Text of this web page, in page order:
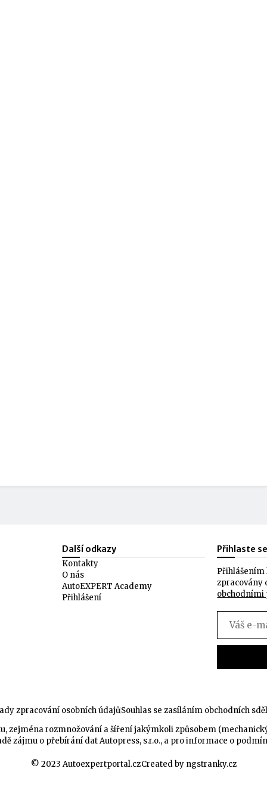
Další odkazy
Kontakty
O nás
AutoEXPERT Academy
Přihlášení
Přihlaste
Přihlášením
zpracovány
zpracování osobních údajůSouhlas se zasíláním obchodních
zejména rozmnožování a šíření jakýmkoli způsobem
zájmu o přebírání dat Autopress, s.r.o., a pro informace o
© 2023 Autoexpertportal.czCreated by ngstranky.cz